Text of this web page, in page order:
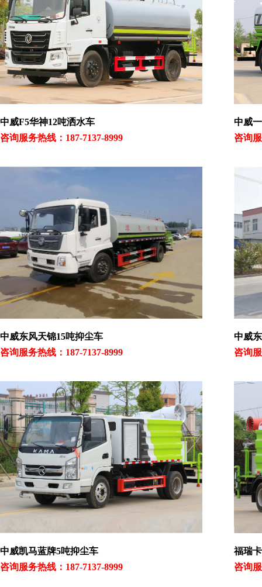
中威F5华神12吨洒水车
咨询服务热线：187-7137-8999
中威
咨询
中威东风天锦15吨抑尘车
咨询服务热线：187-7137-8999
中威
咨询
中威凯马蓝牌5吨抑尘车
咨询服务热线：187-7137-8999
福瑞
咨询